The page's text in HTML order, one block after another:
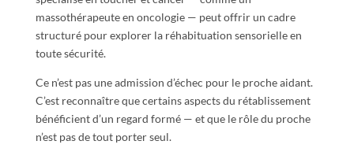
massothérapeute en oncologie — peut offrir un cadre
structuré pour explorer la réhabituation sensorielle en
toute sécurité.
Ce n’est pas une admission d’échec pour le proche aidant.
C’est reconnaître que certains aspects du rétablissement
bénéficient d’un regard formé — et que le rôle du proche
n’est pas de tout porter seul.